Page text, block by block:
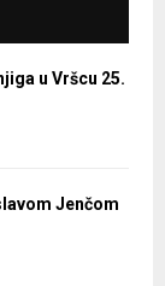
u Vršcu 25.
Jenčom